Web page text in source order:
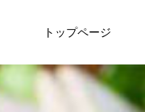
トップページ